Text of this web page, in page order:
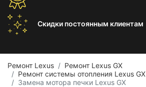
Скидки постоянным клиентам
Ремонт Lexus
Ремонт Lexus GX
Ремонт системы отопления Lexus GX
Замена мотора печки Lexus GX